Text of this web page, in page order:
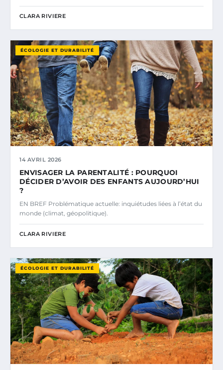
CLARA RIVIERE
ÉCOLOGIE ET DURABILITÉ
14 AVRIL 2026
ENVISAGER LA PARENTALITÉ : POURQUOI
DÉCIDER D’AVOIR DES ENFANTS AUJOURD’HUI
?
EN BREF Problématique actuelle: inquiétudes liées à l’état du
monde (climat, géopolitique).
CLARA RIVIERE
ÉCOLOGIE ET DURABILITÉ